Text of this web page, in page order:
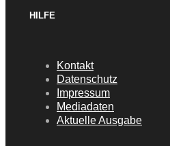
HILFE
Kontakt
Datenschutz
Impressum
Mediadaten
Aktuelle Ausgabe